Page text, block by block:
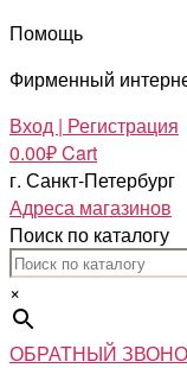
Помощь
Фирменный
Вход | Регистрация
0.00₽Cart
г. Санкт-Петербург
Адреса магазинов
Поиск по каталогу
×
ОБРАТНЫЙ